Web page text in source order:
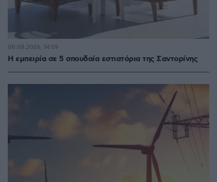
Η εμπειρία σε 5 σπουδαία εστιατόρια της Σαντορίνης
08.08.2026, 14:09